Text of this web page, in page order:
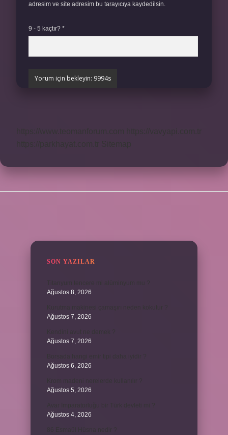
adresim ve site adresim bu tarayıcıya kaydedilsin.
9 - 5 kaçtır? *
SON YAZILAR
Ağustos 8, 2026
Ağustos 7, 2026
Ağustos 7, 2026
Ağustos 6, 2026
Ağustos 5, 2026
Ağustos 4, 2026